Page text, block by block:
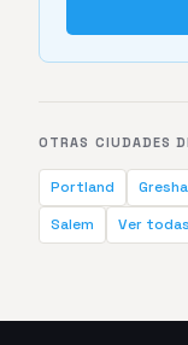
OTRAS CIUDADES
Portland
Salem
Ver